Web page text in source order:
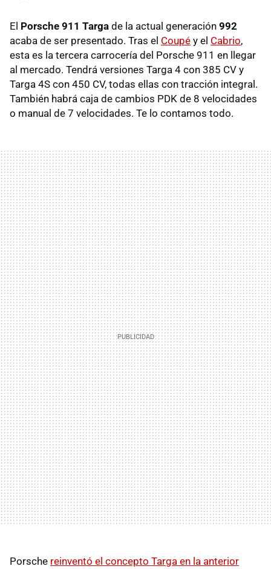
El Porsche 911 Targa de la actual generación 992
acaba de ser presentado. Tras el Coupé y el Cabrio,
esta es la tercera carrocería del Porsche 911 en llegar
al mercado. Tendrá versiones Targa 4 con 385 CV y
Targa 4S con 450 CV, todas ellas con tracción integral.
También habrá caja de cambios PDK de 8 velocidades
o manual de 7 velocidades. Te lo contamos todo.
Porsche reinventó el concepto Targa en la anterior